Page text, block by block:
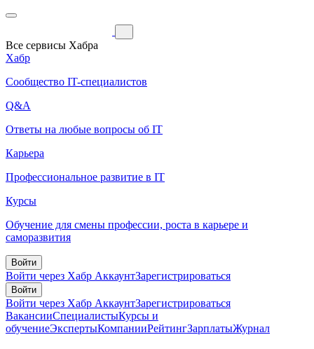
Все сервисы Хабра
Хабр
Сообщество IT-специалистов
Q&A
Ответы на любые вопросы об IT
Карьера
Профессиональное развитие в IT
Курсы
Обучение для смены профессии, роста в карьере и
саморазвития
Войти
Войти через Хабр АккаунтЗарегистрироваться
Войти
Войти через Хабр АккаунтЗарегистрироваться
ВакансииСпециалистыКурсы и
обучениеЭкспертыКомпанииРейтингЗарплатыЖурнал